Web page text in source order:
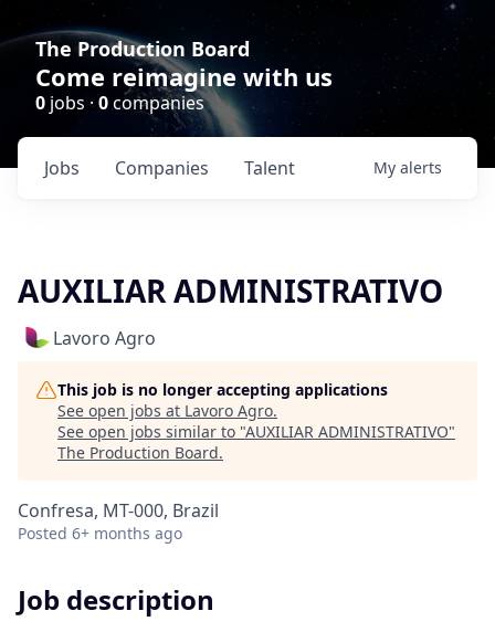
The Production Board
Come reimagine with us
0 jobs ·0companies
Jobs Companies Talent My alerts
AUXILIAR ADMINISTRATIVO
Lavoro Agro
This job is no longer accepting applications
See open jobs at Lavoro Agro.
See open jobs similar to "AUXILIAR ADMINISTRATIVO"
The Production Board.
Confresa, MT-000, Brazil
Posted 6+ months ago
Job description